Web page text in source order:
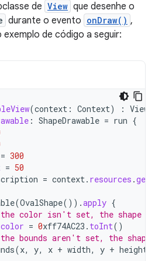
de View que desenhe o
durante o evento onDraw() ,
de código a seguir:
(context : Context) : View
: ShapeDrawable = run {
= 300
= 50
= context. resources .
(OvalShape()).apply {
color isn't set, the shape
color = 0xff74AC23 . toInt()
bounds aren't set, the shape
(x, y, x + width, y + height